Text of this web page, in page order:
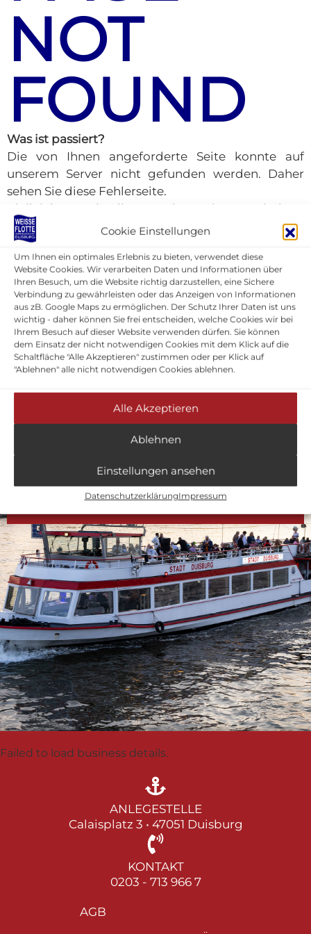
Cookie Einstellungen
Um Ihnen ein optimales Erlebnis zu bieten, verwendet diese
Website Cookies. Wir verarbeiten Daten und Informationen über
Ihren Besuch, um die Website richtig darzustellen, eine Sichere
Verbindung zu gewährleisten oder das Anzeigen von Informationen
aus zB. Google Maps zu ermöglichen. Der Schutz Ihrer Daten ist uns
wichtig - daher können Sie frei entscheiden, welche Cookies wir bei
Ihrem Besuch auf dieser Website verwenden dürfen. Sie können
dem Einsatz der nicht notwendigen Cookies mit dem Klick auf die
Schaltfläche "Alle Akzeptieren" zustimmen oder per Klick auf
"Ablehnen" alle nicht notwendigen Cookies ablehnen.
Alle Akzeptieren
Ablehnen
Einstellungen ansehen
DatenschutzerklärungImpressum
NOT
FOUND
Was ist passiert?
Die von Ihnen angeforderte Seite konnte auf
unserem Server nicht gefunden werden. Daher
sehen Sie diese Fehlerseite.
Vielleicht wurde die gesuchte Seite verschoben,
gelöscht oder ist mittlerweile unter einem
anderen Namen verfügbar.
Was können Sie jetzt tun?
Überprüfen Sie die URL
Manchmal liegt es nur an einem kleinen
Tippfehler
Gehen Sie zurück zurStartseite
Vielleicht finden Sie dort, was Sie suchen.
Kontaktformular
Anmeldung zur Hafenrundfahrt
Einzeltickets online
Gruppen über 10
AGB
ANLEGESTELLE
Calaisplatz 3 • 47051 Duisburg
KONTAKT
0203 - 713 966 7
Failed to load business details.